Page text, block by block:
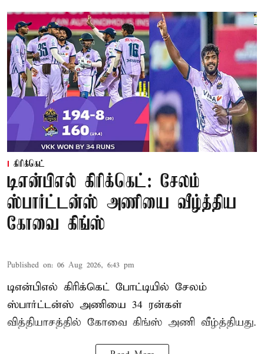
கிரிக்கெட்
டிஎன்பிஎல் கிரிக்கெட்: சேலம்
ஸ்பார்ட்டன்ஸ் அணியை வீழ்த்திய
கோவை கிங்ஸ்
Published on: 06 Aug 2026, 6:43 pm
டிஎன்பிஎல் கிரிக்கெட் போட்டியில் சேலம்
ஸ்பார்ட்டன்ஸ் அணியை 34 ரன்கள்
வித்தியாசத்தில் கோவை கிங்ஸ் அணி வீழ்த்தியது.